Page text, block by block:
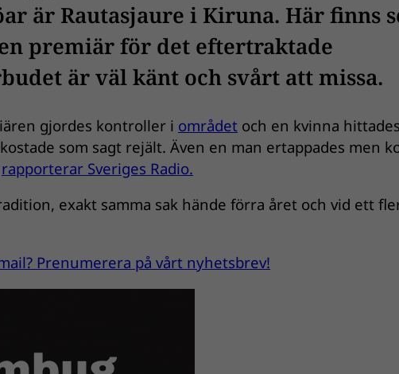
är Rautasjaure i Kiruna. Här finns
premiär för det eftertraktade
är väl känt och svårt att missa.
gjordes kontroller i området och en kvinna
som sagt rejält. Även en man ertappades men
rapporterar Sveriges Radio.
exakt samma sak hände förra året och vid ett
Prenumerera på vårt nyhetsbrev!